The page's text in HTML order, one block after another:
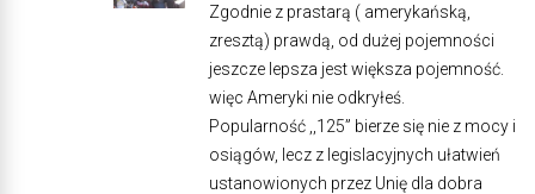
Zgodnie z prastarą ( amerykańską,
zresztą) prawdą, od dużej pojemności
jeszcze lepsza jest większa pojemność.
więc Ameryki nie odkryłeś.
Popularność ,,125” bierze się nie z mocy i
osiągów, lecz z legislacyjnych ułatwień
ustanowionych przez Unię dla dobra